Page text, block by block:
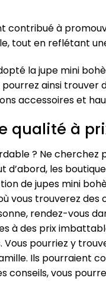
à
tout en reflétant
la jupe mini
ainsi
accessoires et
qualité à
? Ne cherchez
les
de jupes mini
vous trouverez
rendez-vous
des prix
pourriez y
Ils pourraient
conseils, vous